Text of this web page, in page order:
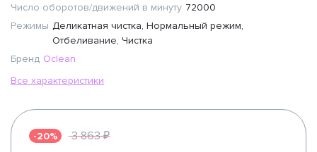
Число оборотов/движений в минуту 72000
Режимы Деликатная чистка, Нормальный режим,
Отбеливание, Чистка
Бренд Oclean
Все характеристики
-20% 3 863 ₽